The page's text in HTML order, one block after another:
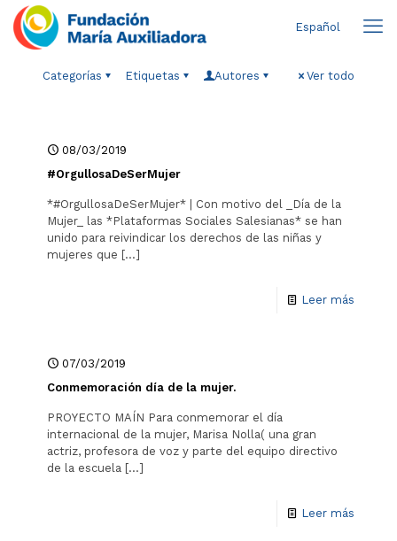
Español
Categorías Etiquetas Autores Ver todo
08/03/2019
#OrgullosaDeSerMujer
*#OrgullosaDeSerMujer* | Con motivo del _Día de la
Mujer_ las *Plataformas Sociales Salesianas* se han
unido para reivindicar los derechos de las niñas y
mujeres que […]
Leer más
07/03/2019
Conmemoración día de la mujer.
PROYECTO MAÍN Para conmemorar el día
internacional de la mujer, Marisa Nolla( una gran
actriz, profesora de voz y parte del equipo directivo
de la escuela […]
Leer más